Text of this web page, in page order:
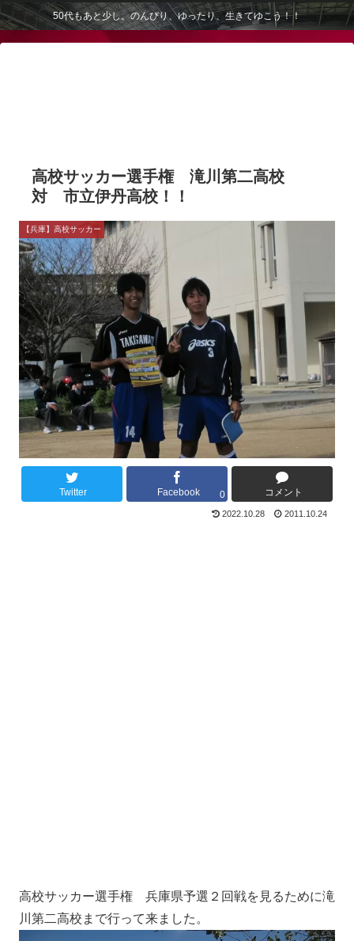
50代もあと少し。のんびり、ゆったり、生きてゆこう！！
高校サッカー選手権 滝川第二高校
対 市立伊丹高校！！
【兵庫】高校サッカー
Twitter Facebook 0 コメント
2022.10.28 2011.10.24
高校サッカー選手権 兵庫県予選２回戦を見るために滝
川第二高校まで行って来ました。